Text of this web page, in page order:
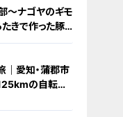
～ナゴヤのギモ
たきで作った豚
｜愛知・蒲郡市
の自転車